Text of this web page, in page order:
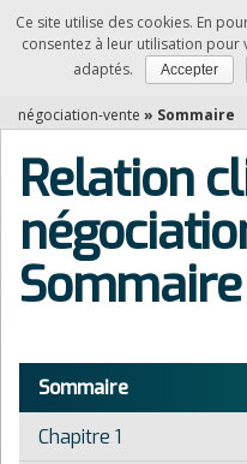
Accueil»
négociation-vente » Sommaire
Relation
Sommaire
Sommaire
Chapitre 1
Ce site utilise des cookies. En
consentez à leur utilisation
adaptés.
Accepter